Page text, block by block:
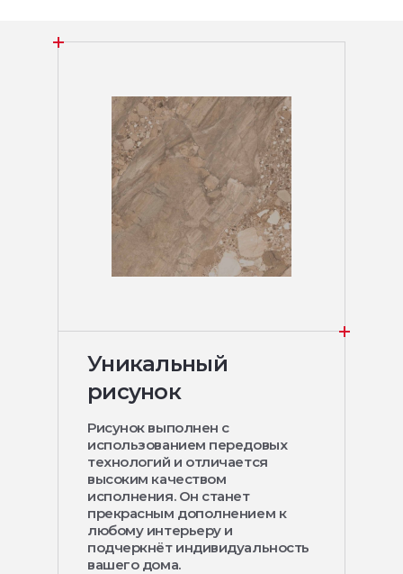
Уникальный
рисунок
Рисунок выполнен с
использованием передовых
технологий и отличается
высоким качеством
исполнения. Он станет
прекрасным дополнением к
любому интерьеру и
подчеркнёт индивидуальность
вашего дома.